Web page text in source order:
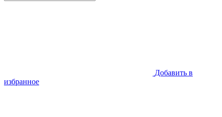
Добавить в
избранное